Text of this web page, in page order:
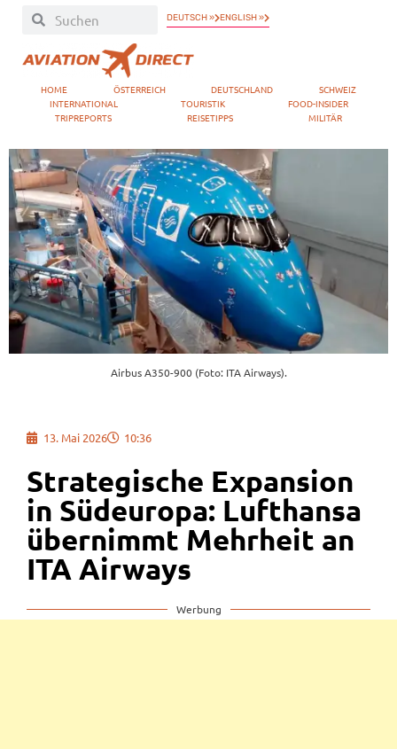
DEUTSCH » ENGLISH »
HOME ÖSTERREICH DEUTSCHLAND
SCHWEIZ
INTERNATIONAL
TOURISTIK
FOOD-INSIDER
TRIPREPORTS
REISETIPPS MILITÄR
Airbus A350-900 (Foto: ITA Airways).
13. Mai 2026 10:36
Strategische Expansion
in Südeuropa: Lufthansa
übernimmt Mehrheit an
ITA Airways
Werbung